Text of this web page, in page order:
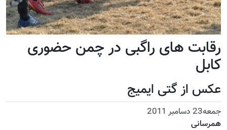
رقابت های راگبی در چمن حضوری
کابل
عکس از گتی ایمیج
جمعه23 دسامبر 2011
همرسانی